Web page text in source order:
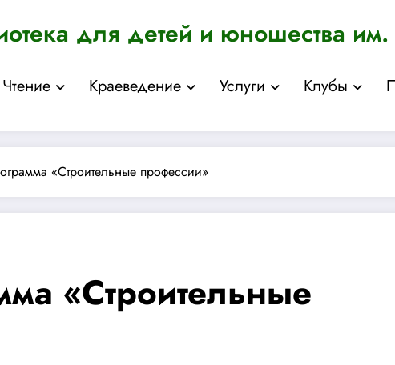
для детей и юношества
Чтение Краеведение Услуги Клубы
«Строительные профессии»
«Строительные